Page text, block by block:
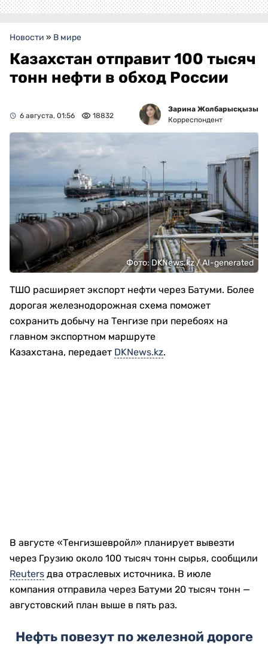
Новости » В мире
Казахстан отправит 100 тысяч
тонн нефти в обход России
6 августа, 01:56 18832
Зарина Жолбарысқызы
Корреспондент
Фото: DKNews.kz / AI-generated
ТШО расширяет экспорт нефти через Батуми. Более
дорогая железнодорожная схема поможет
сохранить добычу на Тенгизе при перебоях на
главном экспортном маршруте
Казахстана, передает DKNews.kz.
В августе «Тенгизшевройл» планирует вывезти
через Грузию около 100 тысяч тонн сырья, сообщили
Reuters два отраслевых источника. В июле
компания отправила через Батуми 20 тысяч тонн —
августовский план выше в пять раз.
Нефть повезут по железной дороге